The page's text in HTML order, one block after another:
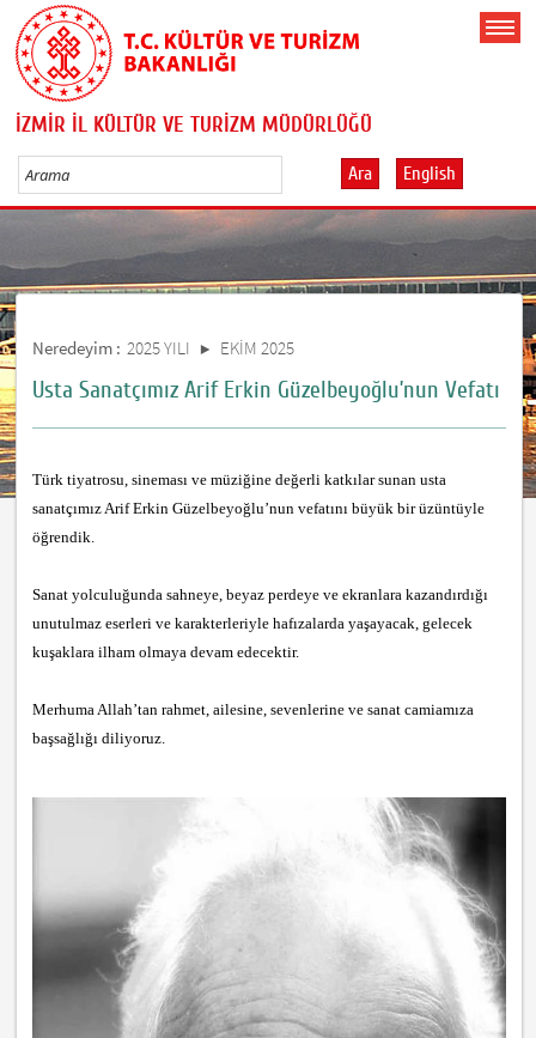
İZMİR İL KÜLTÜR VE TURİZM MÜDÜRLÜĞÜ
Ara English
Neredeyim : 2025 YILI EKİM 2025
Usta Sanatçımız Arif Erkin Güzelbeyoğlu’nun Vefatı
Türk tiyatrosu, sineması ve müziğine değerli katkılar sunan usta
sanatçımız Arif Erkin Güzelbeyoğlu’nun vefatını büyük bir üzüntüyle
öğrendik.
Sanat yolculuğunda sahneye, beyaz perdeye ve ekranlara kazandırdığı
unutulmaz eserleri ve karakterleriyle hafızalarda yaşayacak, gelecek
kuşaklara ilham olmaya devam edecektir.
Merhuma Allah’tan rahmet, ailesine, sevenlerine ve sanat camiamıza
başsağlığı diliyoruz.